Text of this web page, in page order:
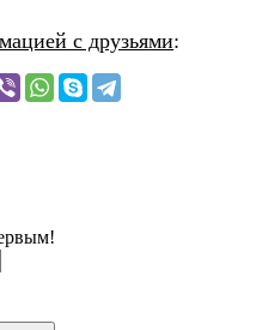
с друзьями: